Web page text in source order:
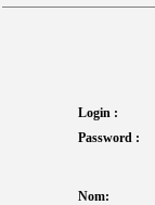
Login :
Password :
Nom: